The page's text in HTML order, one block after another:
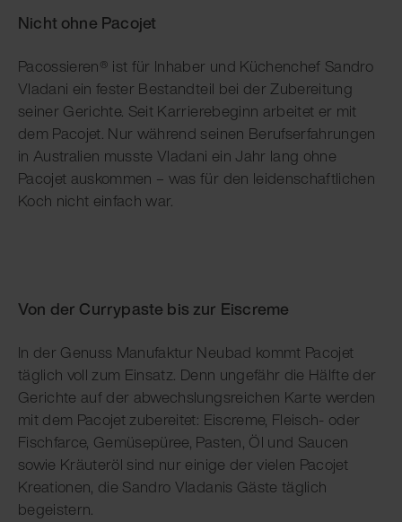
Nicht ohne Pacojet
Pacossieren® ist für Inhaber und Küchenchef Sandro
Vladani ein fester Bestandteil bei der Zubereitung
seiner Gerichte. Seit Karrierebeginn arbeitet er mit
dem Pacojet. Nur während seinen Berufserfahrungen
in Australien musste Vladani ein Jahr lang ohne
Pacojet auskommen – was für den leidenschaftlichen
Koch nicht einfach war.
Von der Currypaste bis zur Eiscreme
In der Genuss Manufaktur Neubad kommt Pacojet
täglich voll zum Einsatz. Denn ungefähr die Hälfte der
Gerichte auf der abwechslungsreichen Karte werden
mit dem Pacojet zubereitet: Eiscreme, Fleisch- oder
Fischfarce, Gemüsepüree, Pasten, Öl und Saucen
sowie Kräuteröl sind nur einige der vielen Pacojet
Kreationen, die Sandro Vladanis Gäste täglich
begeistern.